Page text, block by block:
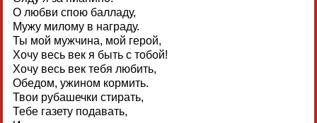
О любви спою балладу,
Мужу милому в награду.
Ты мой мужчина, мой герой,
Хочу весь век я быть с тобой!
Хочу весь век тебя любить,
Обедом, ужином кормить.
Твои рубашечки стирать,
Тебе газету подавать,